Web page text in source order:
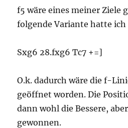
f5 wäre eines meiner Ziele
folgende Variante hatte
Sxg6 28.fxg6 Tc7 +=]
O.k. dadurch wäre die f-
geöffnet worden. Die
dann wohl die Bessere,
gewonnen.